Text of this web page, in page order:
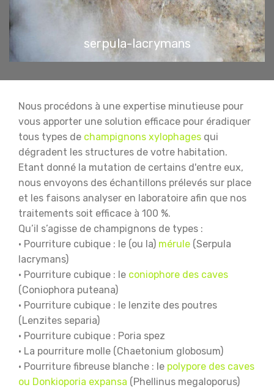
serpula-lacrymans
Nous procédons à une expertise minutieuse pour
vous apporter une solution efficace pour éradiquer
tous types de champignons xylophages qui
dégradent les structures de votre habitation.
Etant donné la mutation de certains d'entre eux,
nous envoyons des échantillons prélevés sur place
et les faisons analyser en laboratoire afin que nos
traitements soit efficace à 100 %.
Qu’il s’agisse de champignons de types :
• Pourriture cubique : le (ou la) mérule (Serpula
lacrymans)
• Pourriture cubique : le coniophore des caves
(Coniophora puteana)
• Pourriture cubique : le lenzite des poutres
(Lenzites separia)
• Pourriture cubique : Poria spez
• La pourriture molle (Chaetonium globosum)
• Pourriture fibreuse blanche : le polypore des caves
ou Donkioporia expansa (Phellinus megaloporus)